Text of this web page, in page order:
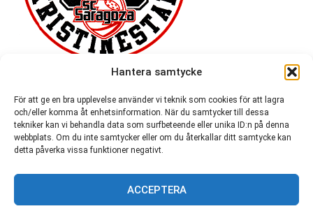
Hantera samtycke
För att ge en bra upplevelse använder vi teknik som cookies för att lagra
och/eller komma åt enhetsinformation. När du samtycker till dessa
tekniker kan vi behandla data som surfbeteende eller unika ID:n på denna
webbplats. Om du inte samtycker eller om du återkallar ditt samtycke kan
detta påverka vissa funktioner negativt.
ACCEPTERA